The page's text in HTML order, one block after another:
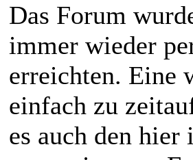
Das Forum
immer wieder
erreichten. Eine
einfach zu
es auch den